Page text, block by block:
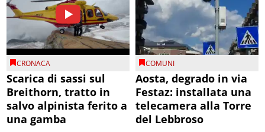
CRONACA
Scarica di sassi sul
Breithorn, tratto in
salvo alpinista ferito a
una gamba
COMUNI
Aosta, degrado in via
Festaz: installata una
telecamera alla Torre
del Lebbroso